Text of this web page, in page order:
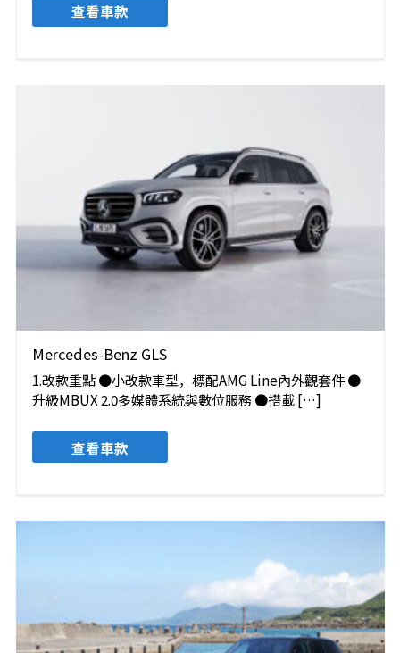
查看車款
Mercedes-Benz GLS
1.改款重點 ●小改款車型，標配AMG Line內外觀套件 ●
升級MBUX 2.0多媒體系統與數位服務 ●搭載 […]
查看車款